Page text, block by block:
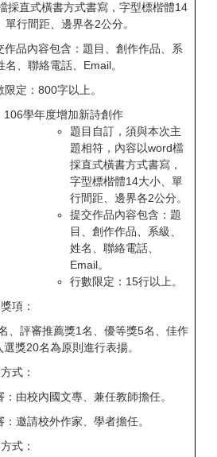
採直式橫書方式書寫，字型標楷體14
單行間距、邊界各2公分。
作品內容包含：題目、創作作品、系
名、聯絡電話、 Email。
限定：800字以上。
106學年度增加新詩創作
題目自訂，須與本次主
題相符，內容以word檔
採直式橫書方式書寫，
字型標楷體14大小、單
行間距、邊界各2公分。
提交作品內容包含：題
目、創作作品、系級、
姓名、聯絡電話、
Email。
行數限定：15行以上。
項：
、評審推薦獎1名、優等獎5名、佳作
選獎20名為原則進行表揚。
式：
：由校內國文專、兼任教師擔任。
：邀請校外作家、學者擔任。
式：